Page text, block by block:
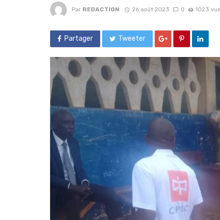
Par REDACTION 26 août 2023 0 1023
Partager Tweeter